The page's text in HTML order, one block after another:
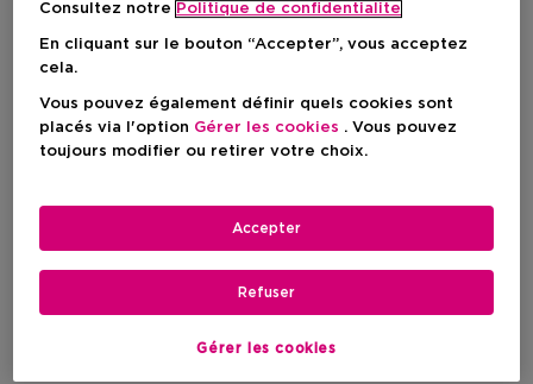
Consultez notre Politique de confidentialite
En cliquant sur le bouton “Accepter”, vous acceptez
cela.
Vous pouvez également définir quels cookies sont
placés via l'option Gérer les cookies . Vous pouvez
toujours modifier ou retirer votre choix.
Gérer les cookies
Refuser
Accepter